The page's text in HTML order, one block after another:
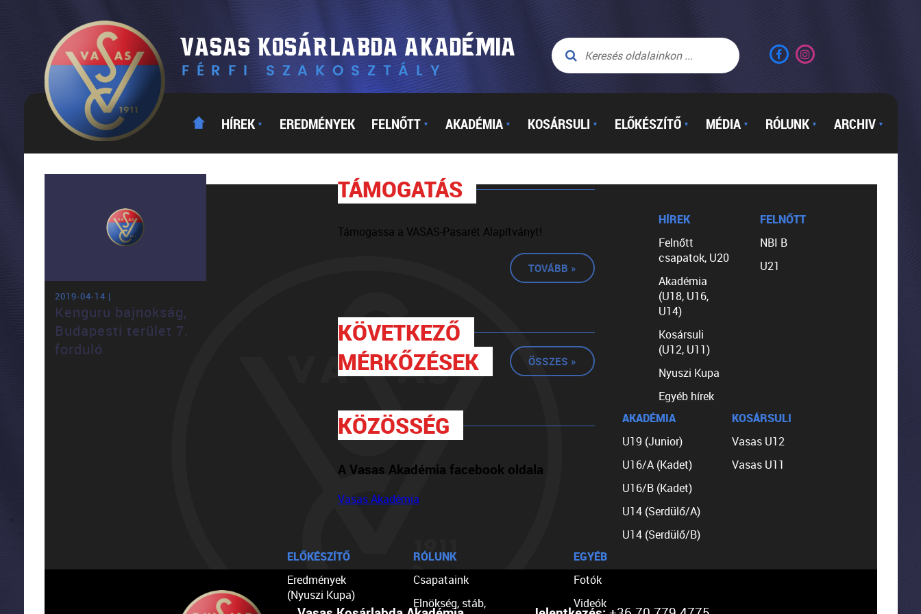
HÍREK ▼ EREDMÉNYEK FELNŐTT ▼ AKADÉMIA ▼ KOSÁRSULI ▼ ELŐKÉSZÍTŐ ▼ MÉDIA ▼ RÓLUNK ▼ ARCHIV ▼
2019-04-14 |
Kenguru bajnokság,
Budapesti terület 7.
forduló
TÁMOGATÁS
Támogassa a VASAS-Pasarét Alapítványt!
TOVÁBB »
KÖVETKEZŐ
MÉRKŐZÉSEK
ÖSSZES »
KÖZÖSSÉG
A Vasas Akadémia facebook oldala
Vasas Akadémia
HÍREK
Felnőtt
csapatok, U20
Akadémia
(U18, U16,
U14)
Kosársuli
(U12, U11)
Nyuszi Kupa
Egyéb hírek
FELNŐTT
NBI B
U21
AKADÉMIA
U19 (Junior)
U16/A (Kadet)
U16/B (Kadet)
U14 (Serdülő/A)
U14 (Serdülő/B)
KOSÁRSULI
Vasas U12
Vasas U11
ELŐKÉSZÍTŐ
Eredmények
(Nyuszi Kupa)
RÓLUNK
Csapataink
Elnökség, stáb,
EGYÉB
Fotók
Videók